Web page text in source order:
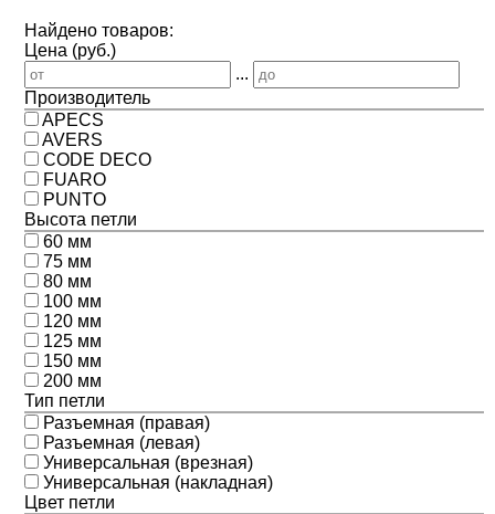
Найдено товаров:
Цена (руб.)
...
Производитель
APECS
AVERS
CODE DECO
FUARO
PUNTO
Высота петли
60 мм
75 мм
80 мм
100 мм
120 мм
125 мм
150 мм
200 мм
Тип петли
Разъемная (правая)
Разъемная (левая)
Универсальная (врезная)
Универсальная (накладная)
Цвет петли